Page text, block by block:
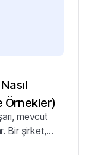
Örnekler)
mevcut
Bir şirket,